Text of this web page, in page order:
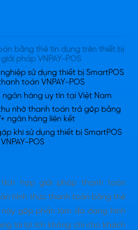
bằng thẻ tín dụng trên thiết bị
pháp VNPAY-POS
sử dụng thiết bị SmartPOS
toán VNPAY-POS
ngân hàng uy tín tại Việt Nam
nhờ thanh toán trả góp bằng
ngân hàng liên kết
khi sử dụng thiết bị SmartPOS
POS
tích hợp giải pháp thanh toán
hình thức thanh toán bằng thẻ
góp phần làm đa dạng hình
lại lợi ích không chỉ cho khách